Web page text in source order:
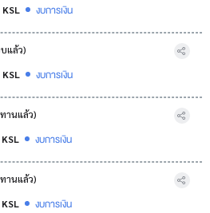
KSL งบการเงิน
แล้ว)
KSL งบการเงิน
านแล้ว)
KSL งบการเงิน
านแล้ว)
KSL งบการเงิน